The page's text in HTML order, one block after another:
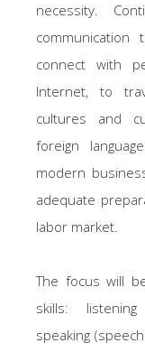
necessity.
connect with
Internet, to
cultures and
foreign
modern
adequate
labor market.
The focus will
skills:
speaking